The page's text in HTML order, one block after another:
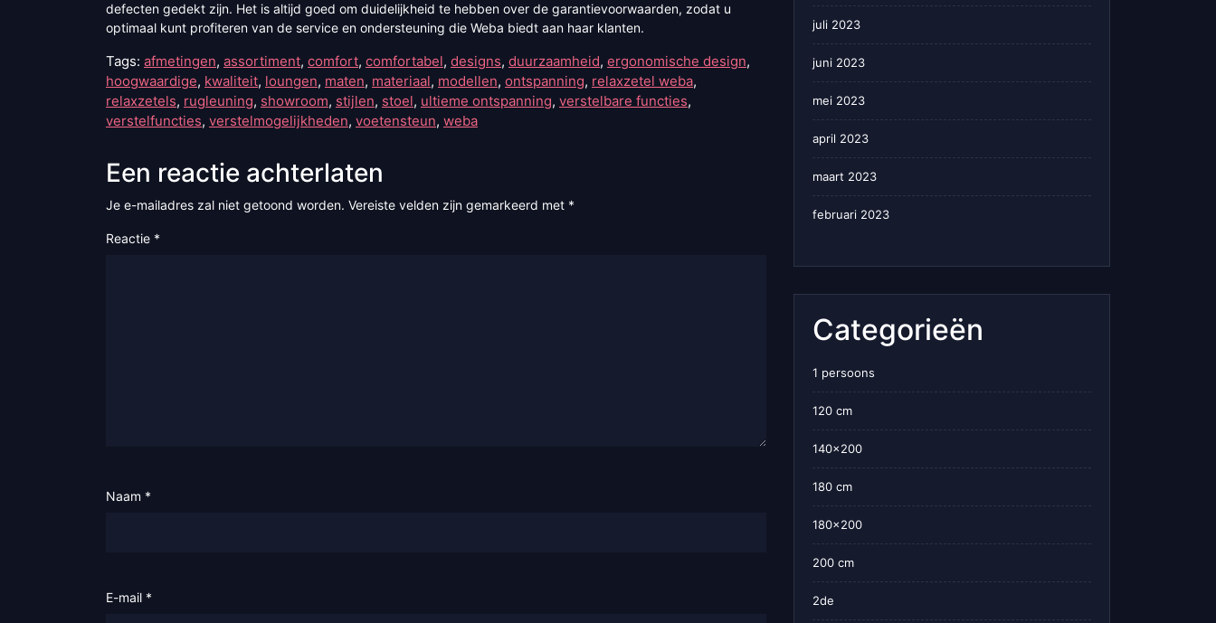
defecten gedekt zijn. Het is altijd goed om duidelijkheid te hebben over de garantievoorwaarden, zodat u
optimaal kunt profiteren van de service en ondersteuning die Weba biedt aan haar klanten.
Tags: afmetingen, assortiment, comfort, comfortabel, designs, duurzaamheid, ergonomische design,
hoogwaardige, kwaliteit, loungen, maten, materiaal, modellen, ontspanning, relaxzetel weba,
relaxzetels, rugleuning, showroom, stijlen, stoel, ultieme ontspanning, verstelbare functies,
verstelfuncties, verstelmogelijkheden, voetensteun, weba
Een reactie achterlaten
Je e-mailadres zal niet getoond worden. Vereiste velden zijn gemarkeerd met *
Reactie *
Naam *
E-mail *
juli 2023
juni 2023
mei 2023
april 2023
maart 2023
februari 2023
Categorieën
1 persoons
120 cm
140×200
180 cm
180×200
200 cm
2de